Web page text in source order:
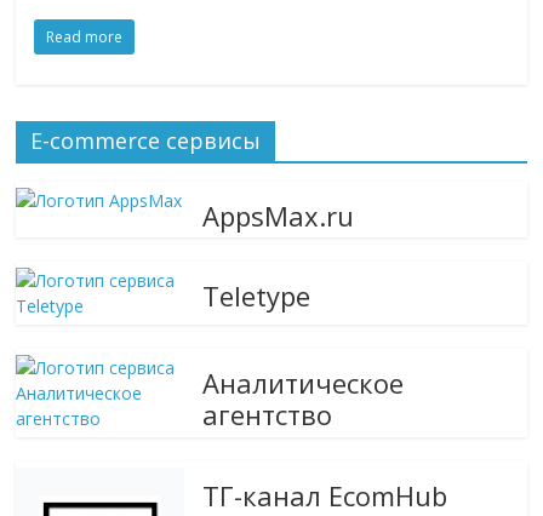
сервисах
для
e-
Commerce,
логистике,
технологиях,
Нам
важно,
как
Сеть
Read more
E-commerce сервисы
AppsMax.ru
Teletype
Аналитическое
агентство
ТГ-канал EcomHub